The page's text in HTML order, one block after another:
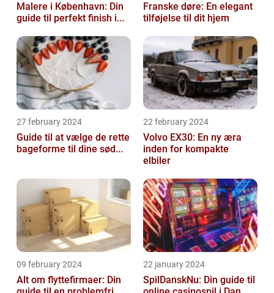
Malere i København: Din
guide til perfekt finish i...
Franske døre: En elegant
tilføjelse til dit hjem
27 february 2024
Guide til at vælge de rette
bageforme til dine sød...
22 february 2024
Volvo EX30: En ny æra
inden for kompakte
elbiler
09 february 2024
Alt om flyttefirmaer: Din
22 january 2024
SpilDanskNu: Din guide til